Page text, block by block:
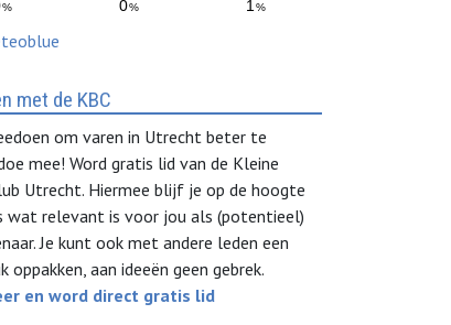
met de KBC
om varen in Utrecht beter te
mee! Word gratis lid van de Kleine
Utrecht. Hiermee blijf je op de hoogte
wat relevant is voor jou als (potentieel)
Je kunt ook met andere leden een
oppakken, aan ideeën geen gebrek.
en word direct gratis lid